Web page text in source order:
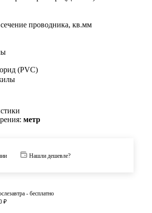
проводника, кв.мм
(PVC)
метр
Нашли дешевле?
- бесплатно
₽